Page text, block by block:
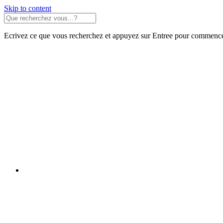
Skip to content
Ecrivez ce que vous recherchez et appuyez sur Entree pour